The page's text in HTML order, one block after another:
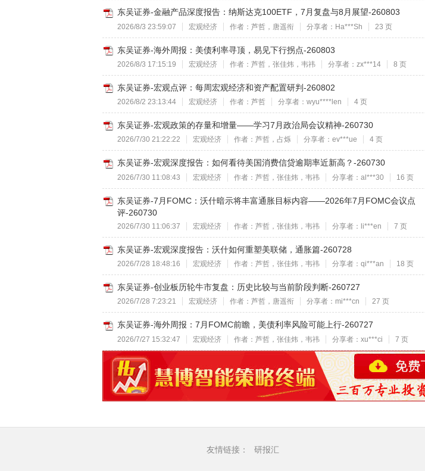
东吴证券-金融产品深度报告：纳斯达克100ETF，7月复盘与8月展望-260803
2026/8/3 23:59:07 宏观经济 作者：芦哲，唐遥衔 分享者：Ha***Sh 23 页
东吴证券-海外周报：美债利率寻顶，易见下行拐点-260803
2026/8/3 17:15:19 宏观经济 作者：芦哲，张佳炜，韦祎 分享者：zx***14 8 页
东吴证券-宏观点评：每周宏观经济和资产配置研判-260802
2026/8/2 23:13:44 宏观经济 作者：芦哲 分享者：wyu****len 4 页
东吴证券-宏观政策的存量和增量——学习7月政治局会议精神-260730
2026/7/30 21:22:22 宏观经济 作者：芦哲，占烁 分享者：ev***ue 4 页
东吴证券-宏观深度报告：如何看待美国消费信贷逾期率近新高？-260730
2026/7/30 11:08:43 宏观经济 作者：芦哲，张佳炜，韦祎 分享者：al***30 16 页
东吴证券-7月FOMC：沃什暗示将丰富通胀目标内容——2026年7月FOMC会议点
评-260730
2026/7/30 11:06:37 宏观经济 作者：芦哲，张佳炜，韦祎 分享者：li***en 7 页
东吴证券-宏观深度报告：沃什如何重塑美联储，通胀篇-260728
2026/7/28 18:48:16 宏观经济 作者：芦哲，张佳炜，韦祎 分享者：qi***an 18 页
东吴证券-创业板历轮牛市复盘：历史比较与当前阶段判断-260727
2026/7/28 7:23:21 宏观经济 作者：芦哲，唐遥衔 分享者：mi***cn 27 页
东吴证券-海外周报：7月FOMC前瞻，美债利率风险可能上行-260727
2026/7/27 15:32:47 宏观经济 作者：芦哲，张佳炜，韦祎 分享者：xu***ci 7 页
友情链接： 研报汇